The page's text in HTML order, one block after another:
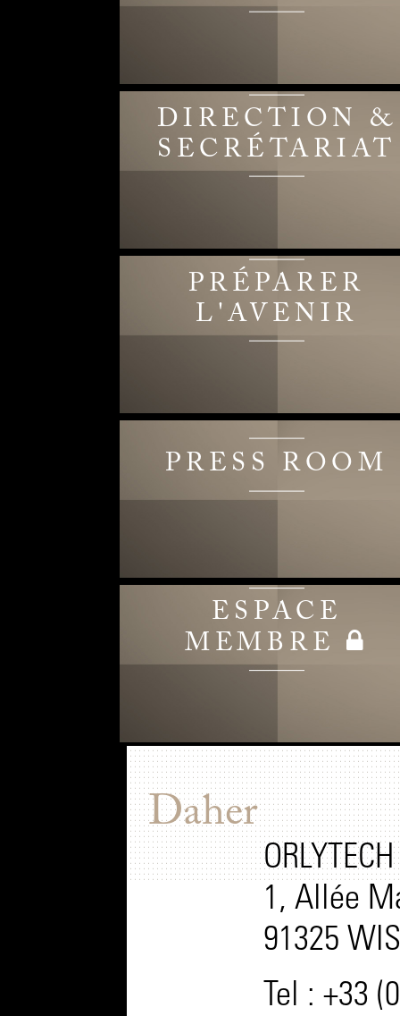
DIRECTION &
SECRÉTARIAT
PRÉPARER
L'AVENIR
PRESS ROOM
ESPACE
MEMBRE
Daher
1, Allée
91325
Tel : +33